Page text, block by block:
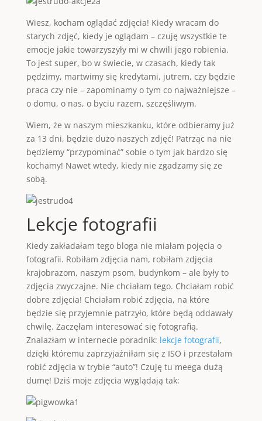
Wiesz, kocham oglądać zdjęcia! Kiedy wracam do
starych zdjęć, kiedy je oglądam – czuję wszystkie te
emocje jakie towarzyszyły mi w chwili jego robienia.
To jest super, bo w świecie, w czasach, kiedy tak
pędzimy, martwimy się kredytami, jutrem, czy będzie
praca czy nie – zapominamy o tym co najważniejsze –
o domu, o nas, o byciu razem, szczęśliwym.
Wiem, że w naszym mieszkanku, które odbieramy już
za 13 dni, będzie dużo naszych zdjęć! Patrząc na nie
będziemy “przypominać” sobie o tym jak bardzo się
kochamy! Nawet wtedy, kiedy nie zgadzamy się ze
sobą.
Lekcje fotografii
Kiedy zakładałam tego bloga nie miałam pojęcia o
fotografii. Robiłam zdjęcia nam, robiłam zdjęcia
krajobrazom, naszym psom, budynkom – ale były to
zdjęcia zwyczajne. Nie chciałam tego. Chciałam robić
dobre zdjęcia! Chciałam robić zdjęcia, na które
będzie się przyjemnie patrzyło, które będą oddawały
chwilę. Zaczęłam interesować się fotografią.
Znalazłam w internecie poradnik: lekcje fotografii,
dzięki któremu zaprzyjaźniłam się z ISO i przestałam
robić zdjęcia w trybie “auto”! Czuję tu meega dużą
dumę! Dziś moje zdjęcia wyglądają tak: